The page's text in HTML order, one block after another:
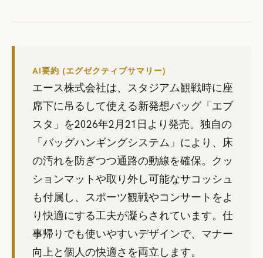
AI要約 (エグゼクティブサマリー)
エース株式会社は、スタジアム観戦時に座
席下に吊るして使える新発想バッグ「エブ
スタ」を2026年2月21日より発売。独自の
「バッグハンギングシステム」により、床
の汚れを防ぎつつ通路の動線を確保。クッ
ションマットや取り外し可能なサコッシュ
も付属し、スポーツ観戦やコンサートをよ
り快適にする工夫が凝らされています。仕
事帰りでも使いやすいデザインで、マナー
向上と個人の快適さを両立します。